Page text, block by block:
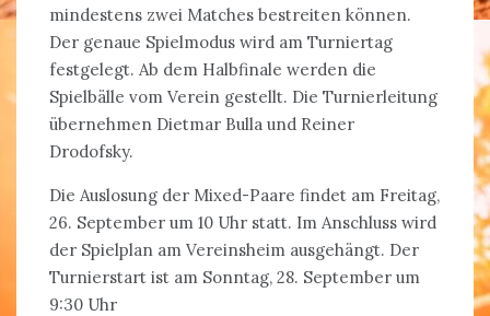
mindestens zwei Matches bestreiten können.
Der genaue Spielmodus wird am Turniertag
festgelegt. Ab dem Halbfinale werden die
Spielbälle vom Verein gestellt. Die Turnierleitung
übernehmen Dietmar Bulla und Reiner
Drodofsky.
Die Auslosung der Mixed-Paare findet am Freitag,
26. September um 10 Uhr statt. Im Anschluss wird
der Spielplan am Vereinsheim ausgehängt. Der
Turnierstart ist am Sonntag, 28. September um
9:30 Uhr